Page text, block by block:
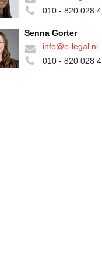
010 - 820 028 4
Senna Gorter
info@e-legal.nl
010 - 820 028 4